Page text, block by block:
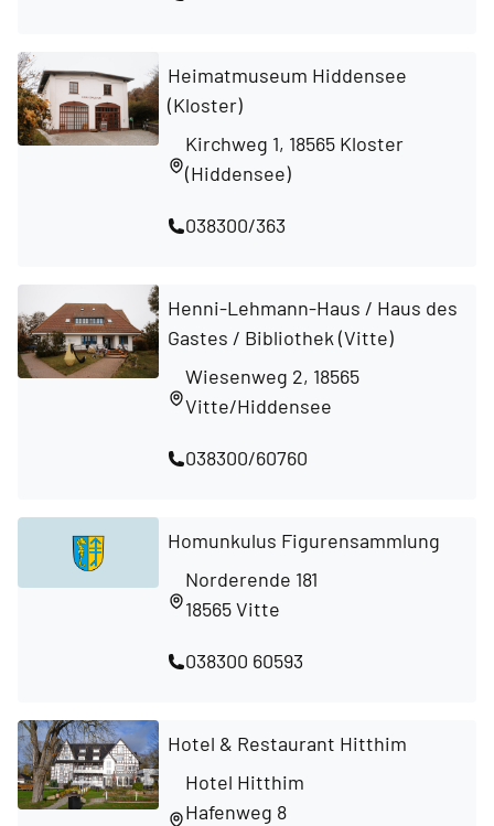
Heimatmuseum Hiddensee
(Kloster)
Kirchweg 1, 18565 Kloster
(Hiddensee)
038300/363
Henni-Lehmann-Haus / Haus des
Gastes / Bibliothek (Vitte)
Wiesenweg 2, 18565
Vitte/Hiddensee
038300/60760
Homunkulus Figurensammlung
Norderende 181
18565 Vitte
038300 60593
Hotel & Restaurant Hitthim
Hotel Hitthim
Hafenweg 8